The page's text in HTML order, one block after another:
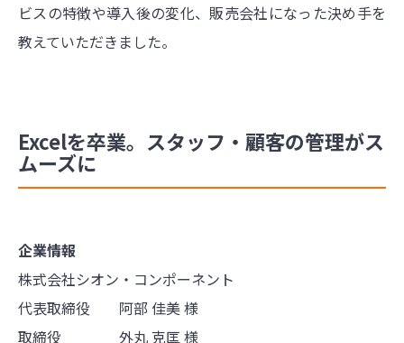
ビスの特徴や導入後の変化、販売会社になった決め手を
教えていただきました。
Excelを卒業。スタッフ・顧客の管理がス
ムーズに
企業情報
株式会社シオン・コンポーネント
代表取締役 阿部 佳美 様
取締役 外丸 克匡 様